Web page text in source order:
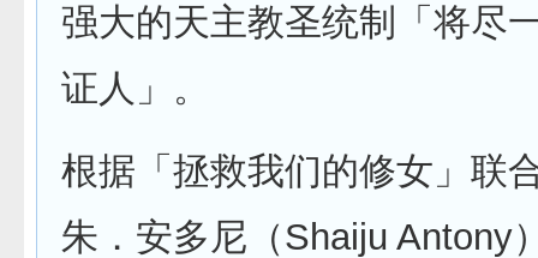
强大的天主教圣统制「将尽
证人」。
根据「拯救我们的修女」联
朱．安多尼（Shaiju Antony